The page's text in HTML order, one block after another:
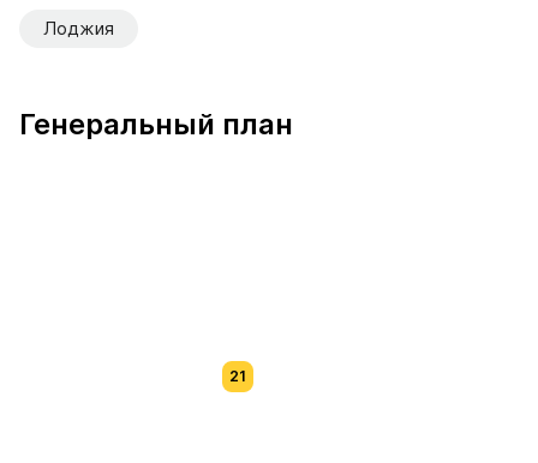
Лоджия
Генеральный план
21